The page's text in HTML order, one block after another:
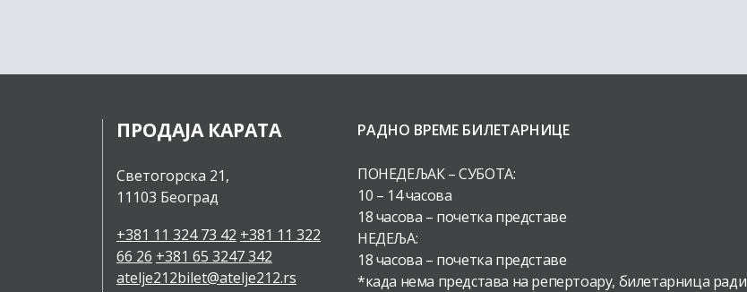
ПРОДАЈА КАРАТА
Светогорска 21,
11103 Београд
+381 11 324 73 42 +381 11 322
66 26 +381 65 3247 342
atelje212bilet@atelje212.rs
РАДНО ВРЕМЕ БИЛЕТАРНИЦЕ
ПОНЕДЕЉАК – СУБОТА:
10 – 14 часова
18 часова – почетка представе
НЕДЕЉА:
18 часова – почетка представе
*када нема представа на репертоару, билетарница ради